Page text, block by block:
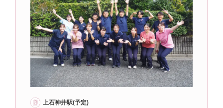
上石神井駅(予定)